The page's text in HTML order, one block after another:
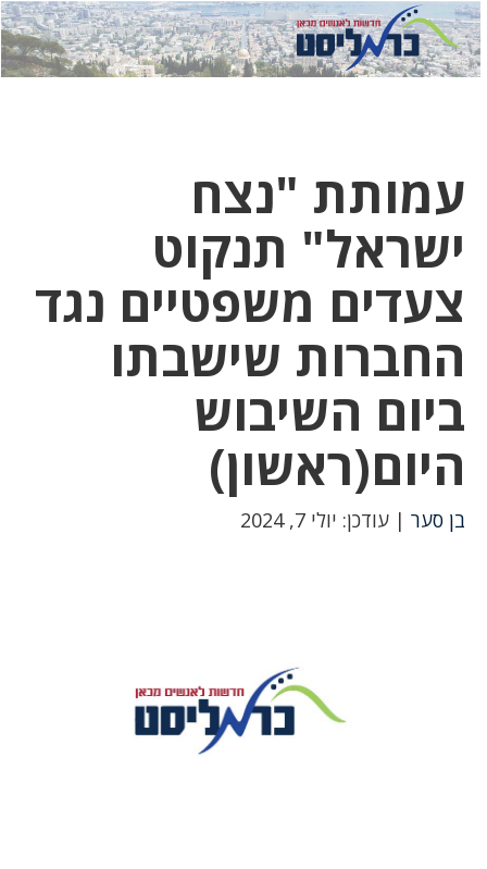
לחץ
כאן
לחץ
כדי
עמותת "נצח
ישראל" תנקוט
צעדים משפטיים נגד
החברות שישבתו
ביום השיבוש
היום(ראשון)
בן סער | עודכן: יולי 7, 2024